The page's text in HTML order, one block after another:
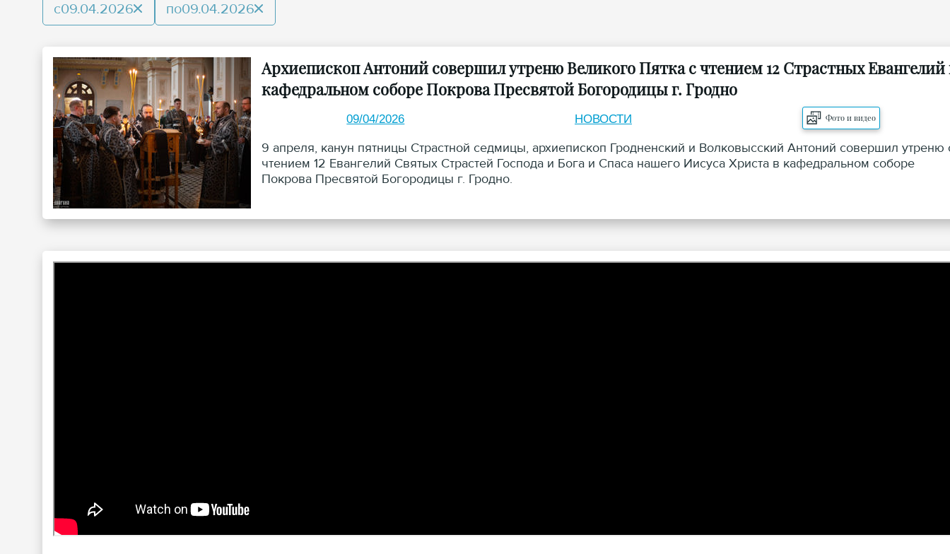
с09.04.2026 по09.04.2026
Архиепископ Антоний совершил утреню Великого Пятка с чтением 12 Страстных Евангелий
кафедральном соборе Покрова Пресвятой Богородицы г. Гродно
09/04/2026 НОВОСТИ Фото и видео
9 апреля, канун пятницы Страстной седмицы, архиепископ Гродненский и Волковысский Антоний совершил утреню
чтением 12 Евангелий Святых Страстей Господа и Бога и Спаса нашего Иисуса Христа в кафедральном соборе
Покрова Пресвятой Богородицы г. Гродно.